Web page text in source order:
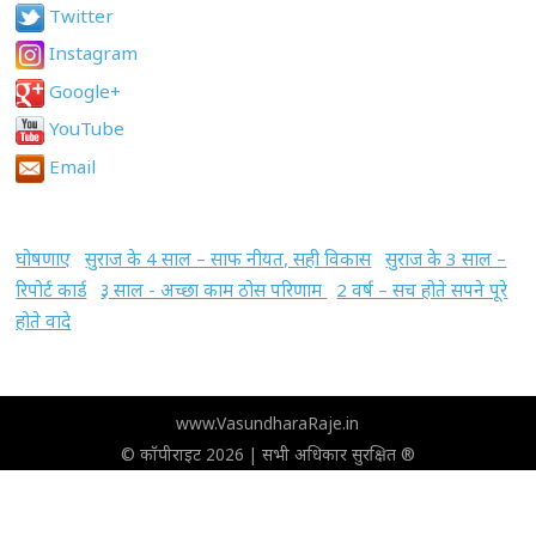
Twitter
Instagram
Google+
YouTube
Email
घोषणाए सुराज के 4 साल – साफ नीयत, सही विकास सुराज के 3 साल –
रिपोर्ट कार्ड
३ साल - अच्छा काम ठोस परिणाम
2 वर्ष – सच होते सपने पूरे
होते वादे
www.VasundharaRaje.in
© कॉपीराइट 2026 | सभी अधिकार सुरक्षित ®